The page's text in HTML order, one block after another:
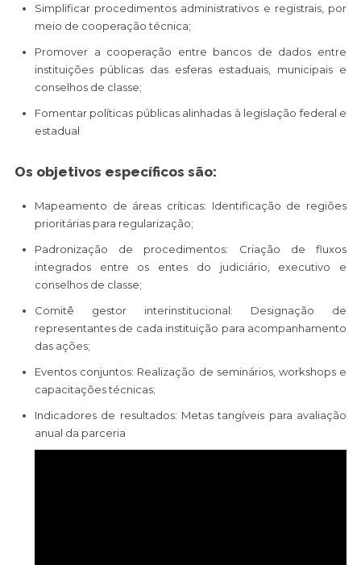
Simplificar procedimentos administrativos e registrais, por
meio de cooperação técnica;
Promover a cooperação entre bancos de dados entre
instituições públicas das esferas estaduais, municipais e
conselhos de classe;
Fomentar políticas públicas alinhadas à legislação federal e
estadual
Os objetivos específicos são:
Mapeamento de áreas críticas: Identificação de regiões
prioritárias para regularização;
Padronização de procedimentos: Criação de fluxos
integrados entre os entes do judiciário, executivo e
conselhos de classe;
Comitê gestor interinstitucional: Designação de
representantes de cada instituição para acompanhamento
das ações;
Eventos conjuntos: Realização de seminários, workshops e
capacitações técnicas;
Indicadores de resultados: Metas tangíveis para avaliação
anual da parceria